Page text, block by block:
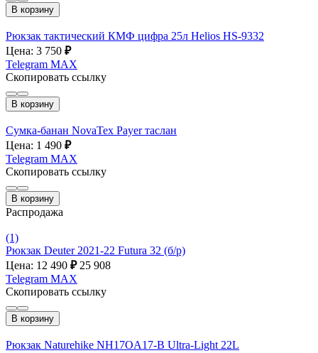
В корзину
Рюкзак тактический КМФ цифра 25л Helios HS-9332
Цена: 3 750 ₽
Telegram MAX
Скопировать ссылку
В корзину
Сумка-банан NovaTex Payer таслан
Цена: 1 490 ₽
Telegram MAX
Скопировать ссылку
В корзину
Распродажа
(1)
Рюкзак Deuter 2021-22 Futura 32 (б/р)
Цена: 12 490 ₽ 25 908
Telegram MAX
Скопировать ссылку
В корзину
Рюкзак Naturehike NH17OA17-B Ultra-Light 22L